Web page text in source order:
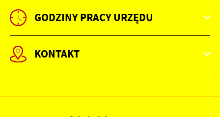
GODZINY PRACY URZĘDU
KONTAKT